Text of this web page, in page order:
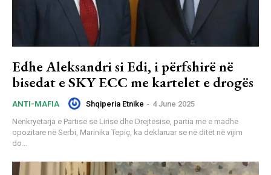
Edhe Aleksandri si Edi, i përfshirë në
bisedat e SKY ECC me kartelet e drogës
ANTI-MAFIA Shqiperia Etnike - 4 June 2025
Nënkryetarja e Partisë së Lirisë dhe Drejtësisë, partia më e madhe
opozitare në Serbi, Marinika Tepiç, ka deklaruar se në ditët në vijim
do...